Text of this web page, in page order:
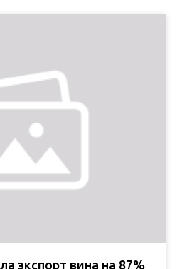
экспорт вина на 87%